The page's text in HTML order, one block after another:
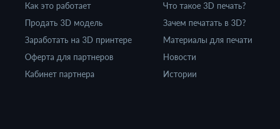
Как это работает
Продать 3D модель
Заработать на 3D принтере
Оферта для партнеров
Кабинет партнера
Что такое 3D печать?
Зачем печатать в 3D?
Материалы для печати
Новости
Истории